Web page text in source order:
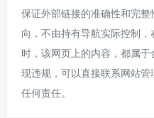
保证外部链接的准确性和完
向，不由持有导航实际控制
时，该网页上的内容，都属
现违规，可以直接联系网站
任何责任。